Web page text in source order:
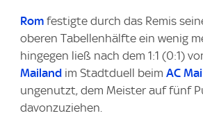
Rom festigte durch das Remis
oberen Tabellenhälfte ein wenig
hingegen ließ nach dem 1:1 (0:1)
Mailand im Stadtduell beim AC
ungenutzt, dem Meister auf fünf
davonzuziehen.